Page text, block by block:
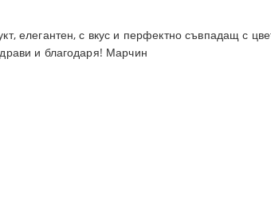
елегантен, с вкус и перфектно съвпадащ с
и благодаря! Марчин